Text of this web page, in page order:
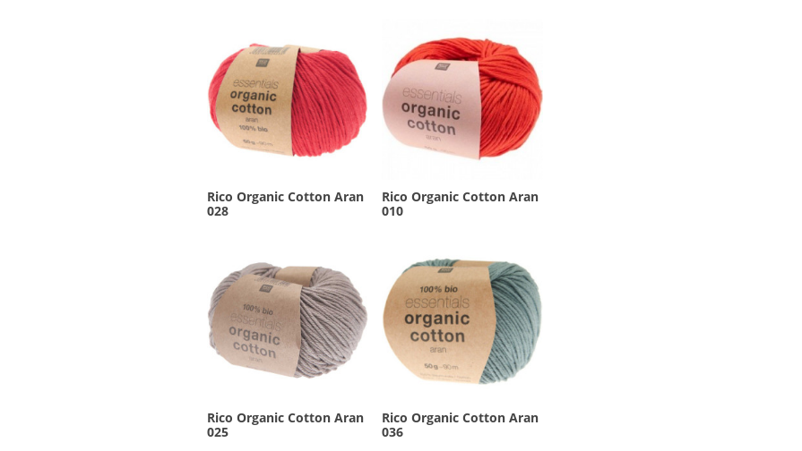
Rico Organic Cotton Aran
028
Rico Organic Cotton Aran
010
Rico Organic Cotton Aran
025
Rico Organic Cotton Aran
036